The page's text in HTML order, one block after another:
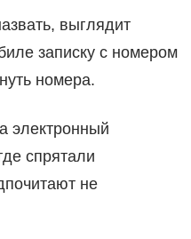
выглядит
записку с номером
номера.
электронный
спрятали
не